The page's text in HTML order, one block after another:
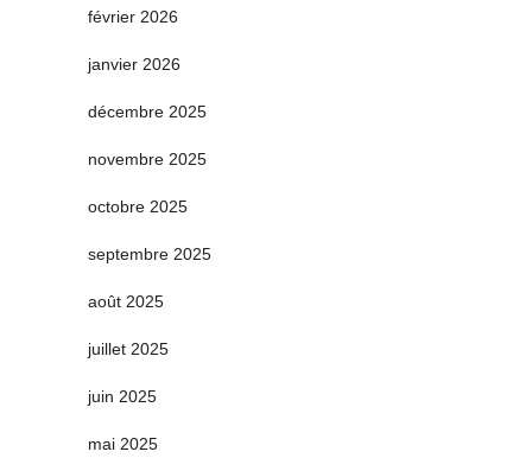
février 2026
janvier 2026
décembre 2025
novembre 2025
octobre 2025
septembre 2025
août 2025
juillet 2025
juin 2025
mai 2025